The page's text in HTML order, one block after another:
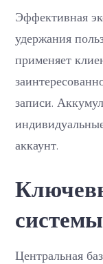
Эффективная
удержания
применяет
записи.
аккаунт.
системы
Центральная